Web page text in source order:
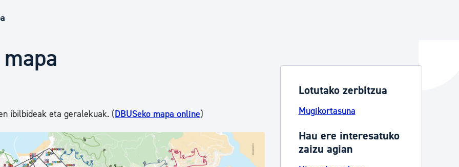
Berdintasuna, Giza Eskubideak eta bizikidetza
Kultura
ibilbideak eta geralekuak. (DBUSeko mapa online)
Lotutako zerbitzua
Mugikortasuna
Hau ere interesatuko
zaizu agian